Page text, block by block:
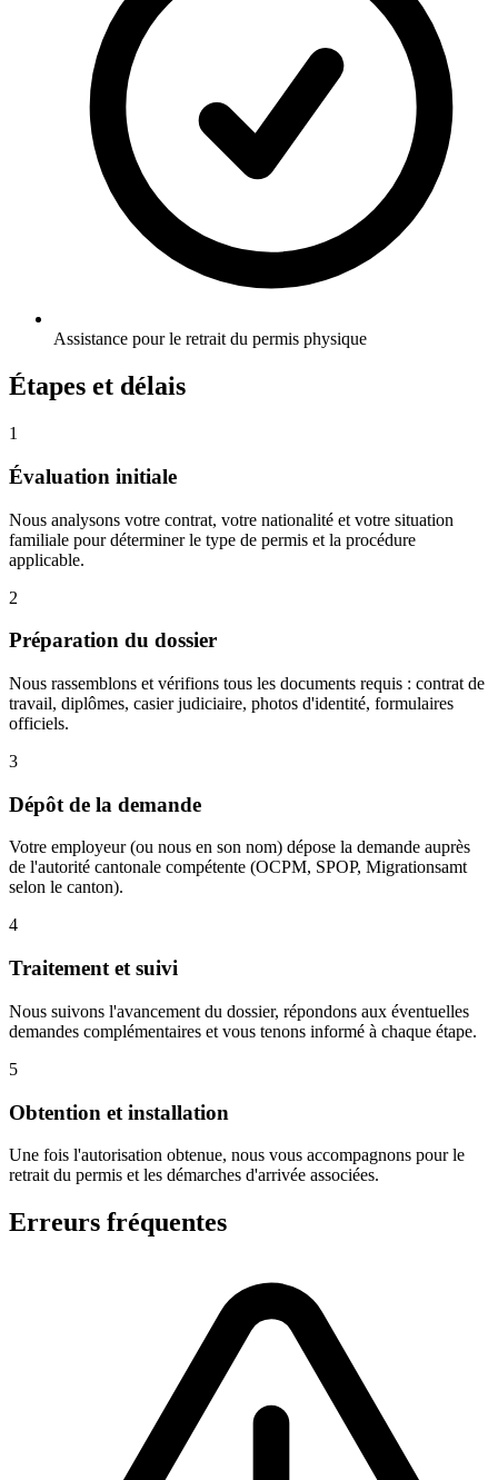
Assistance pour le retrait du permis physique
Étapes et délais
1
Évaluation initiale
Nous analysons votre contrat, votre nationalité et votre situation
familiale pour déterminer le type de permis et la procédure
applicable.
2
Préparation du dossier
Nous rassemblons et vérifions tous les documents requis : contrat de
travail, diplômes, casier judiciaire, photos d'identité, formulaires
officiels.
3
Dépôt de la demande
Votre employeur (ou nous en son nom) dépose la demande auprès
de l'autorité cantonale compétente (OCPM, SPOP, Migrationsamt
selon le canton).
4
Traitement et suivi
Nous suivons l'avancement du dossier, répondons aux éventuelles
demandes complémentaires et vous tenons informé à chaque étape.
5
Obtention et installation
Une fois l'autorisation obtenue, nous vous accompagnons pour le
retrait du permis et les démarches d'arrivée associées.
Erreurs fréquentes